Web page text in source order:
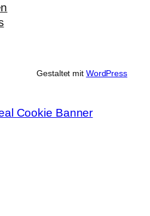
Gestaltet mit WordPress
Cookie Banner